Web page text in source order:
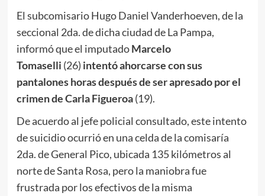
El subcomisario Hugo Daniel Vanderhoeven, de la
seccional 2da. de dicha ciudad de La Pampa,
informó que el imputadoMarcelo
Tomaselli (26) intentó ahorcarse con sus
pantalones horas después de ser apresado por el
crimen de Carla Figueroa(19).
De acuerdo al jefe policial consultado, este intento
de suicidio ocurrió en una celda de la comisaría
2da. de General Pico, ubicada 135 kilómetros al
norte de Santa Rosa, pero la maniobra fue
frustrada por los efectivos de la misma